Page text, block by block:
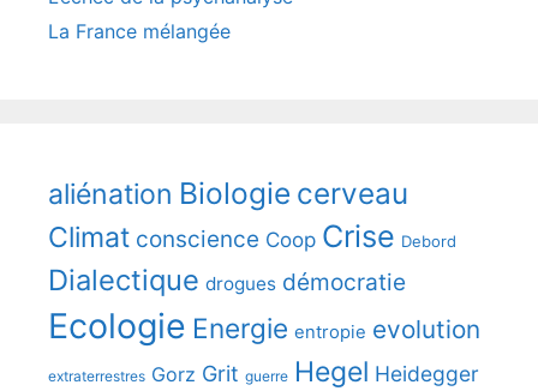
La France mélangée
aliénation Biologie cerveau
Climat conscience Coop Crise Debord
Dialectique drogues démocratie
Ecologie Energie entropie evolution
extraterrestres Gorz Grit guerre Hegel Heidegger